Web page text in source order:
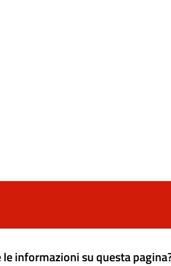
informazioni su questa